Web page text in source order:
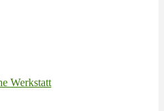
Werkstatt